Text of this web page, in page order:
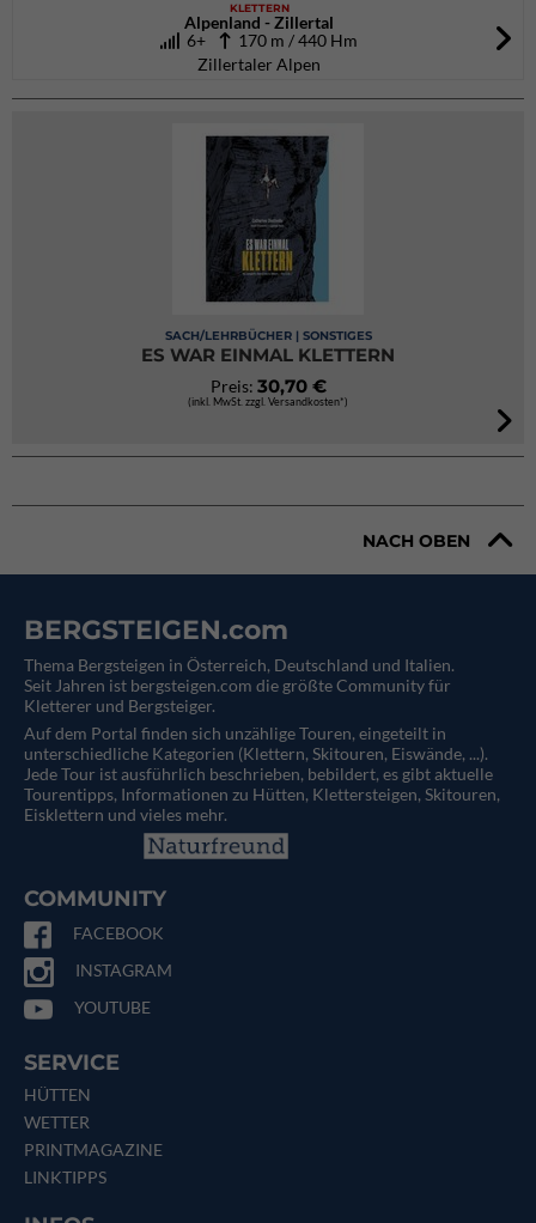
KLETTERN
Alpenland - Zillertal
6+
170 m / 440 Hm
Zillertaler Alpen
SACH/LEHRBÜCHER | SONSTIGES
ES WAR EINMAL KLETTERN
Preis: 30,70 €
(inkl. MwSt. zzgl. Versandkosten*)
NACH OBEN
BERGSTEIGEN.com
Thema Bergsteigen in Österreich, Deutschland und Italien.
Seit Jahren ist bergsteigen.com die größte Community für
Kletterer und Bergsteiger.
Auf dem Portal finden sich unzählige Touren, eingeteilt in
unterschiedliche Kategorien (Klettern, Skitouren, Eiswände, ...).
Jede Tour ist ausführlich beschrieben, bebildert, es gibt aktuelle
Tourentipps, Informationen zu Hütten, Klettersteigen, Skitouren,
Eisklettern und vieles mehr.
COMMUNITY
FACEBOOK
INSTAGRAM
YOUTUBE
SERVICE
HÜTTEN
WETTER
PRINTMAGAZINE
LINKTIPPS